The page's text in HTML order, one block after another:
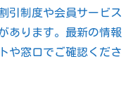
制度や会員サービス
あります。最新の情報
や窓口でご確認くださ